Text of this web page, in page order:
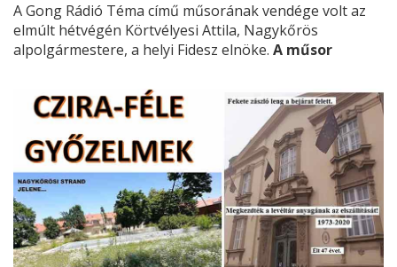
A Gong Rádió Téma című műsorának vendége volt az
elmúlt hétvégén Körtvélyesi Attila, Nagykőrös
alpolgármestere, a helyi Fidesz elnöke. A műsor
izzadásra nem kell számolnia Körtvélyesinek,
ugyanis a kérdező az a Holló Róbert volt, aki a
tavalyi önkormányzati választás alkalmával a
Fidesz szekerét tolva kampányolt mostani
riportalanyának.